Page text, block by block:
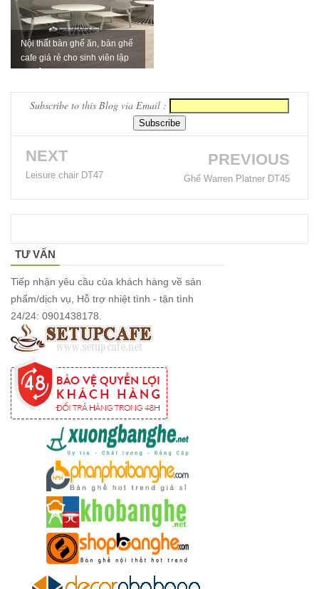
cafe ngoài
trời ban
lực 277
quán cafe
nhà hàng
composite
254
Ghế
Wishbone
nhà hàng
Bộ bàn ghế
sofa gỗ nhà
hàng cafe
Bộ bàn ghế
Nội thất bàn ghế ăn, bàn ghế
cafe giá rẻ cho sinh viên lập
Subscribe to this Blog via Email :
NEXT
Leisure chair DT47
PREVIOUS
Ghế Warren Platner DT45
TƯ VẤN
Tiếp nhận yêu cầu của khách hàng về sản
phẩm/dịch vụ, Hỗ trợ nhiệt tình - tận tình
24/24: 0901438178.